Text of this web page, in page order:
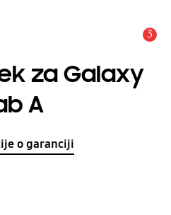
3
za Galaxy
A
o garanciji